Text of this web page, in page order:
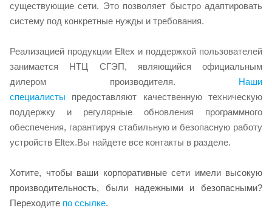
существующие сети. Это позволяет быстро адаптировать
систему под конкретные нужды и требования.
Реализацией продукции Eltex и поддержкой пользователей
занимается НТЦ СГЭП, являющийся официальным
дилером производителя. Наши
специалисты предоставляют качественную техническую
поддержку и регулярные обновления программного
обеспечения, гарантируя стабильную и безопасную работу
устройств Eltex.Вы найдете все контакты в разделе.
Хотите, чтобы ваши корпоративные сети имели высокую
производительность, были надежными и безопасными?
Переходите по ссылке.